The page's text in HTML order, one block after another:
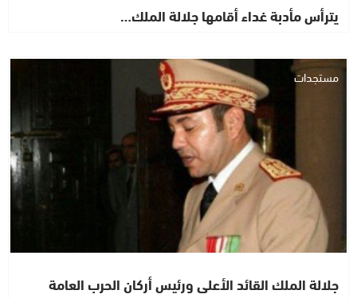
يترأس مأدبة غداء أقامها جلالة الملك…
مستجدات
جلالة الملك القائد الأعلى ورئيس أركان الحرب العامة